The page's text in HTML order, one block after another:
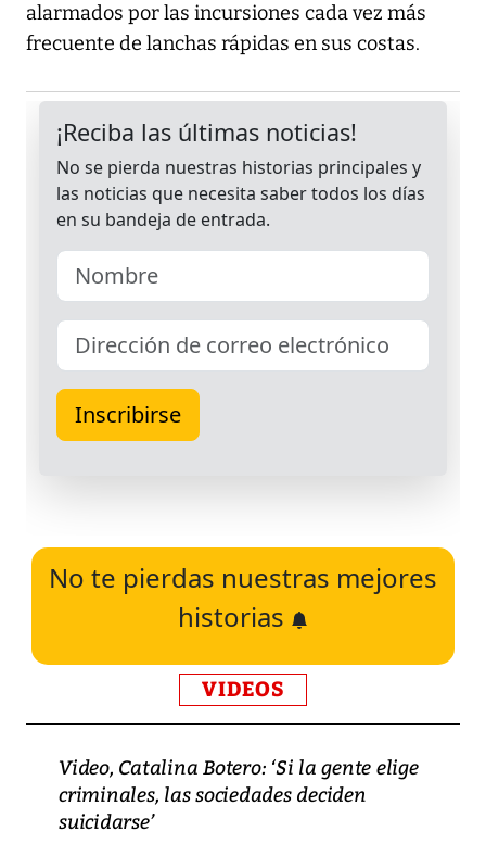
alarmados por las incursiones cada vez más
frecuente de lanchas rápidas en sus costas.
No te pierdas nuestras mejores
historias
VIDEOS
Video, Catalina Botero: ‘Si la gente elige
criminales, las sociedades deciden
suicidarse’